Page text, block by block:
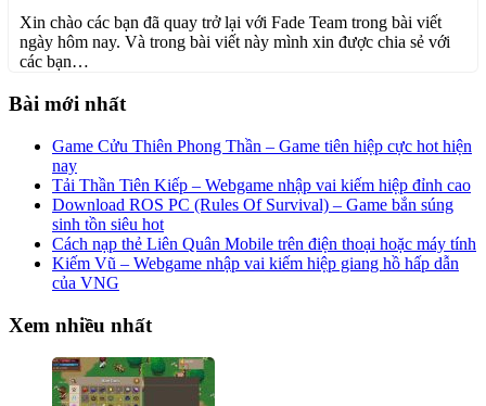
Xin chào các bạn đã quay trở lại với Fade Team trong bài viết
ngày hôm nay. Và trong bài viết này mình xin được chia sẻ với
các bạn…
Bài mới nhất
Game Cửu Thiên Phong Thần – Game tiên hiệp cực hot hiện
nay
Tải Thần Tiên Kiếp – Webgame nhập vai kiếm hiệp đỉnh cao
Download ROS PC (Rules Of Survival) – Game bắn súng
sinh tồn siêu hot
Cách nạp thẻ Liên Quân Mobile trên điện thoại hoặc máy tính
Kiếm Vũ – Webgame nhập vai kiếm hiệp giang hồ hấp dẫn
của VNG
Xem nhiều nhất